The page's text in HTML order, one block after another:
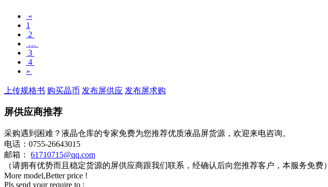
«
1
2
…
3
4
»
上传规格书 购买晶币 发布屏供应 发布屏求购
屏供应商推荐
采购遇到困难？液晶仓库的专家免费为您推荐优质液晶屏货源，欢迎来电咨询。
电话：0755-26643015
邮箱： 61710715@qq.com
（请拥有优势而且稳定货源的屏供应商跟我们联系，经确认后向您推荐客户，本服务免费）
More model,Better price !
Pls send your require to :